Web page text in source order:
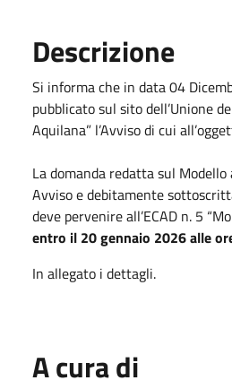
Descrizione
Si informa che in data 04
pubblicato sul sito dell’Unione
Aquilana” l’Avviso di cui
La domanda redatta sul
Avviso e debitamente
deve pervenire all’ECAD n. 5
entro il 20 gennaio 2026 alle
In allegato i dettagli.
A cura di